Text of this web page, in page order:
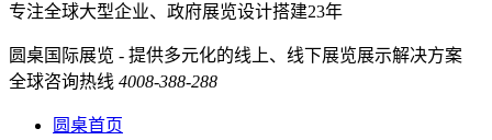
专注全球大型企业、政府展览设计搭建23年
圆桌国际展览 - 提供多元化的线上、线下展览展示解决方案
全球咨询热线 4008-388-288
圆桌首页